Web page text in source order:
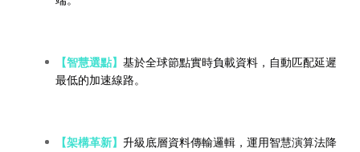
【智慧選點】 基於全球節點實時負載資料，自動匹配延遲
最低的加速線路。
【架構革新】 升級底層資料傳輸邏輯，運用智慧演算法降